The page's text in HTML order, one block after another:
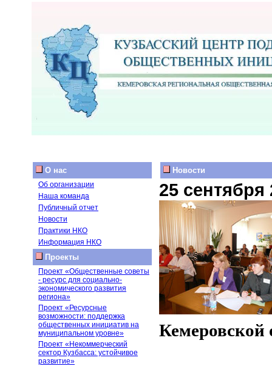
О нас
Об организации
Наша команда
Публичный отчет
Новости
Практики НКО
Информация НКО
Проекты
Проект «Общественные советы
- ресурс для социально-
экономического развития
региона»
Проект «Ресурсные
возможности: поддержка
общественных инициатив на
муниципальном уровне»
Проект «Некоммерческий
сектор Кузбасса: устойчивое
развитие»
Новости
25 сентября
Кемеровской